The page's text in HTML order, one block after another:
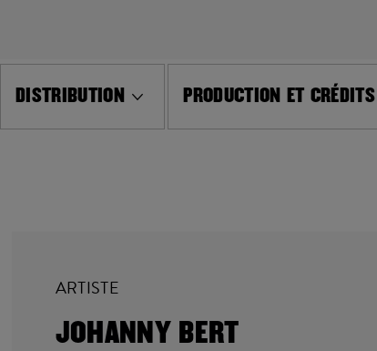
DISTRIBUTION PRODUCTION ET CRÉDITS
ARTISTE
JOHANNY BERT